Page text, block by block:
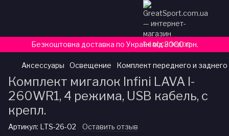
Безкоштовна доставка по Україні від 3000 грн.
Аксессуары Освещение Комплект переднего и заднего
Комплект мигалок Infini LAVA I-
260WR1, 4 режима, USB кабель, с
крепл.
Артикул: LTS-26-02 Оставить отзыв